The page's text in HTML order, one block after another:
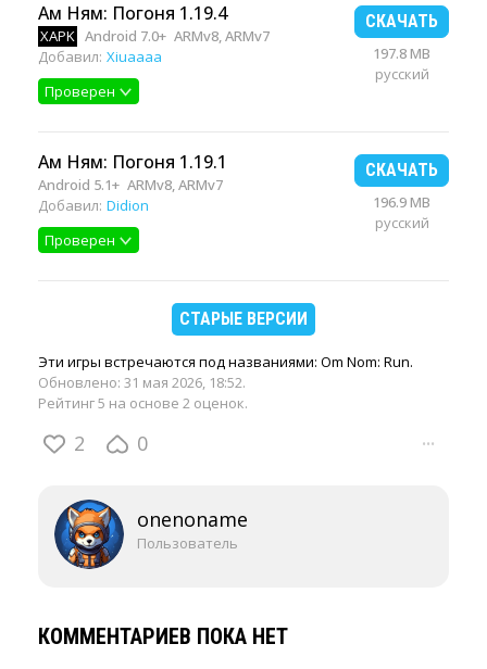
Ам Ням: Погоня 1.19.4
XAPK Android 7.0+ ARMv8, ARMv7
Добавил: Xiuaaaa
Проверен
СКАЧАТЬ
197.8 MB
русский
Ам Ням: Погоня 1.19.1
Android 5.1+ ARMv8, ARMv7
Добавил: Didion
Проверен
СКАЧАТЬ
196.9 MB
русский
СТАРЫЕ ВЕРСИИ
Эти игры встречаются под названиями: Om Nom: Run.
Обновлено: 31 мая 2026, 18:52.
Рейтинг 5 на основе 2 оценок.
2 0 ···
onenoname
Пользователь
КОММЕНТАРИЕВ ПОКА НЕТ